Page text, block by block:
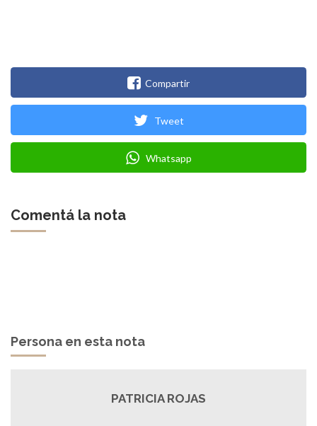
Compartir
Tweet
Whatsapp
Comentá la nota
Persona en esta nota
PATRICIA ROJAS